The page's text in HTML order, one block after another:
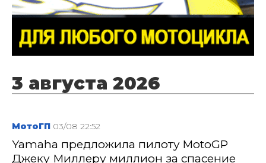
3 августа 2026
МотоГП 03/08 22:52
Yamaha предложила пилоту MotoGP
Джеку Миллеру миллион за спасение